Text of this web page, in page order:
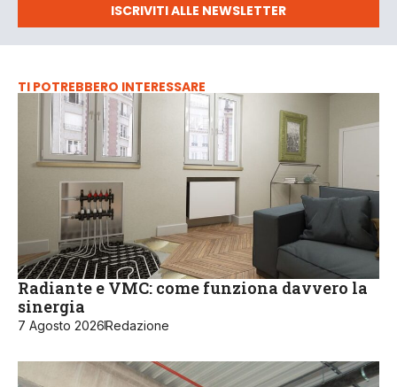
ISCRIVITI ALLE NEWSLETTER
TI POTREBBERO INTERESSARE
Radiante e VMC: come funziona davvero la
sinergia
7 Agosto 2026Redazione